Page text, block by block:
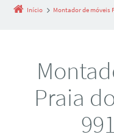
Início Montador de móveis
Praia